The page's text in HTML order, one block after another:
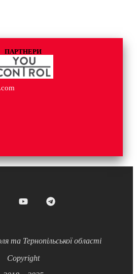
ПАРТНЕРИ
та Тернопільської області
Copyright